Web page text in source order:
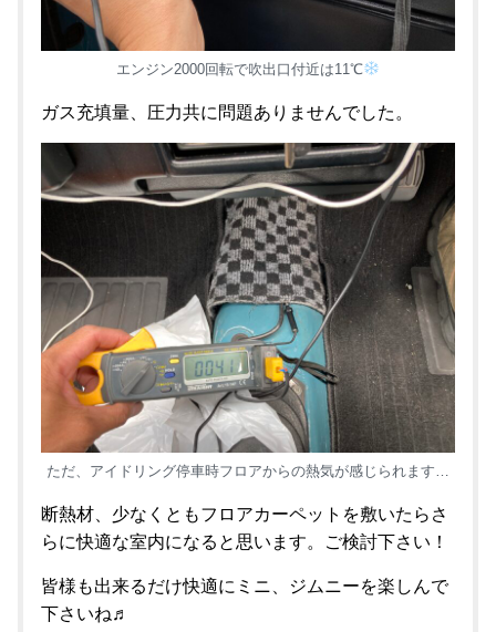
エンジン2000回転で吹出口付近は11℃
ガス充填量、圧力共に問題ありませんでした。
ただ、アイドリング停車時フロアからの熱気が感じられます…
断熱材、少なくともフロアカーペットを敷いたらさ
らに快適な室内になると思います。ご検討下さい！
皆様も出来るだけ快適にミニ、ジムニーを楽しんで
下さいね♬